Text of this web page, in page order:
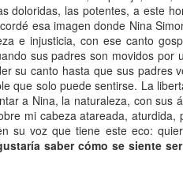
doloridas, las potentes, a este
esa imagen donde Nina
e injusticia, con ese canto
sus padres son movidos por
su canto hasta que sus padres
que solo puede sentirse. La
a Nina, la naturaleza, con sus
mi cabeza atareada, aturdida,
su voz que tiene este eco:
saber cómo se siente
a la casa de mi hermana
la misma lista de